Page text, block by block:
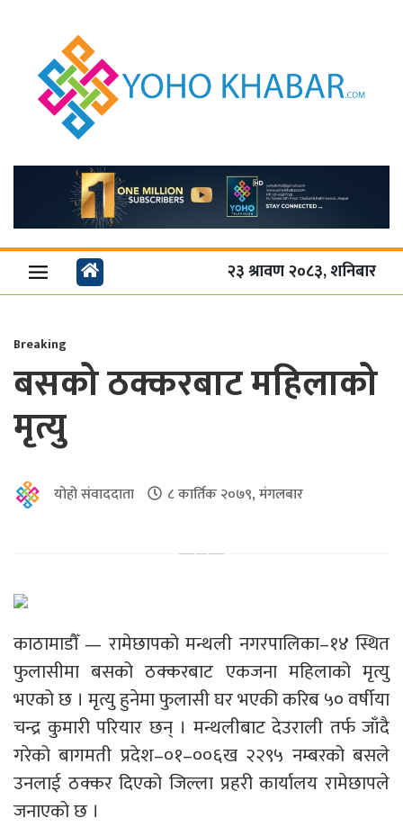
२३ श्रावण २०८३, शनिबार
Breaking
बसको ठक्करबाट महिलाको
मृत्यु
योहो संवाददाता ८ कार्तिक २०७९, मंगलबार
काठामाडौँ — रामेछापको मन्थली नगरपालिका–१४ स्थित
फुलासीमा बसको ठक्करबाट एकजना महिलाको मृत्यु
भएको छ । मृत्यु हुनेमा फुलासी घर भएकी करिब ५० वर्षीया
चन्द्र कुमारी परियार छन् । मन्थलीबाट देउराली तर्फ जाँदै
गरेको बागमती प्रदेश–०१–००६ख २२९५ नम्बरको बसले
उनलाई ठक्कर दिएको जिल्ला प्रहरी कार्यालय रामेछापले
जनाएको छ ।